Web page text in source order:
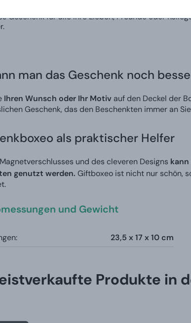
elegante Geschenkbox
mit Magnetverschluss
Geschenk für alle Ihre Lieben, Freunde oder
man das Geschenk noch
Ihren Wunsch oder Ihr Motivauf den Deckel der
Geschenk, das den Beschenkten immer an
als praktischer Helfer
und des cleveren Designs
genutzt werden. Giftboxeo ist nicht nur schön,
und Gewicht
23,5 x 17 x 10 cm
Produkte in